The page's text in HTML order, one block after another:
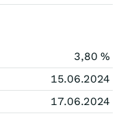
3,80 %
15.06.2024
17.06.2024